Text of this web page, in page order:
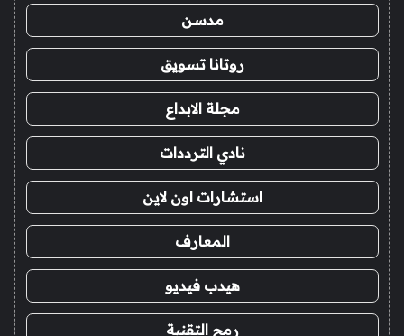
مدسن
روتانا تسويق
مجلة الابداع
نادي الترددات
استشارات اون لاين
المعارف
هيدب فيديو
رمح التقنية